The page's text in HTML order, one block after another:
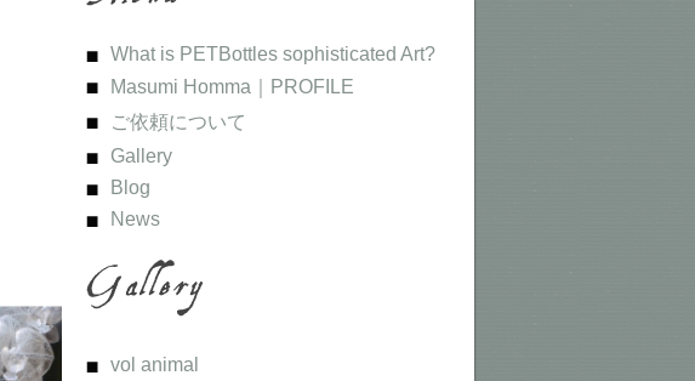
What is PETBottles sophisticated Art?
Masumi Homma｜PROFILE
ご依頼について
Gallery
Blog
News
vol animal